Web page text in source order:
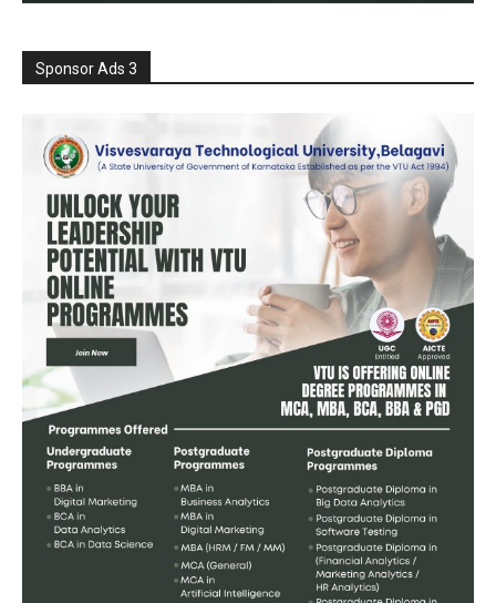
Sponsor Ads 3